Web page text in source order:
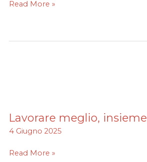
Read More »
Lavorare meglio, insieme
4 Giugno 2025
Lavorare
meglio,
Read More »